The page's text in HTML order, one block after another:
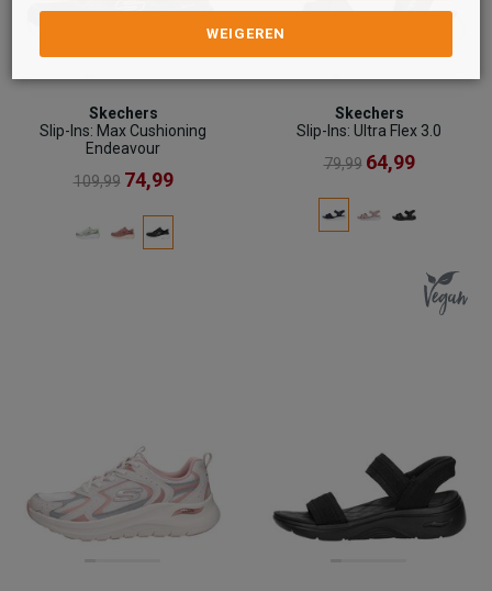
Skechers
Slip-Ins: Max Cushioning
Endeavour
109,99 74,99
Skechers
Slip-Ins: Ultra Flex 3.0
79,99 64,99
WEIGEREN